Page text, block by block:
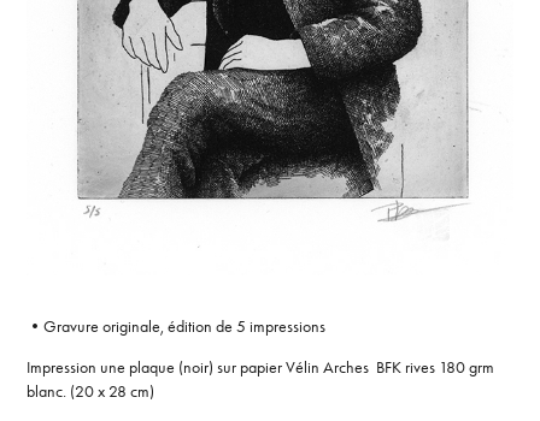
•Gravure originale, édition de 5 impressions
Impression une plaque (noir) sur papier Vélin Arches BFK rives 180 grm
blanc. (20 x 28 cm)